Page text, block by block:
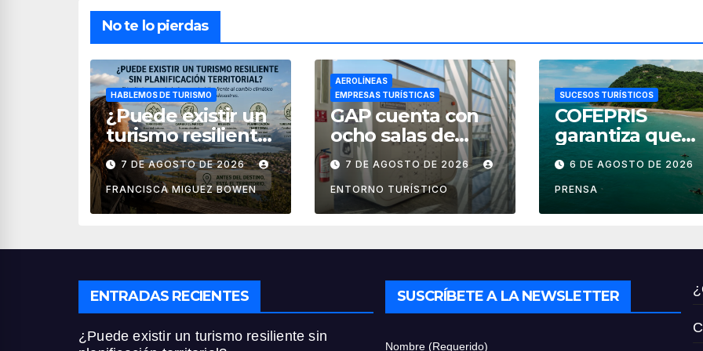
No te lo pierdas
HABLEMOS DE TURISMO
¿Puede existir un
turismo resiliente
sin planificación
territorial?
7 DE AGOSTO DE 2026
FRANCISCA MIGUEZ BOWEN
AEROLÍNEAS
EMPRESAS TURÍSTICAS
GAP cuenta con
ocho salas de
lactancia en
aeropuertos de
México
7 DE AGOSTO DE 2026
ENTORNO TURÍSTICO
SUCESOS TURÍSTICOS
COFEPRIS
garantiza que
playas de
son aptas para
uso recreativo
6 DE AGOSTO DE 2026
PRENSA
ENTRADAS RECIENTES
¿Puede existir un turismo resiliente sin
SUSCRÍBETE A LA NEWSLETTER
Nombre (Requerido)